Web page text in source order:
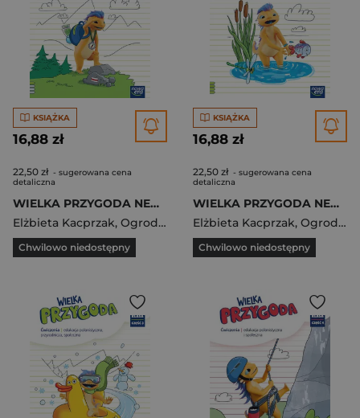
KSIĄŻKA
16,88 zł
22,50 zł - sugerowana cena
detaliczna
WIELKA PRZYGODA NEON klasa 1 część 1 Zeszyt ćwiczeń zintegrowanych EDYCJA 2023-2025
Elżbieta Kacprzak, Ogrodowczyk Małgorzata ,Wójcicka
Chwilowo niedostępny
KSIĄŻKA
16,88 zł
22,50 zł - sugerowana cena
detaliczna
WIELKA PRZYGODA NEON klasa 1 część 4 Zeszyt ćwiczeń zintegrowanych EDYCJA 2023-2025
Elżbieta Kacprzak, Ogrodowczyk Małgorzata
Chwilowo niedostępny